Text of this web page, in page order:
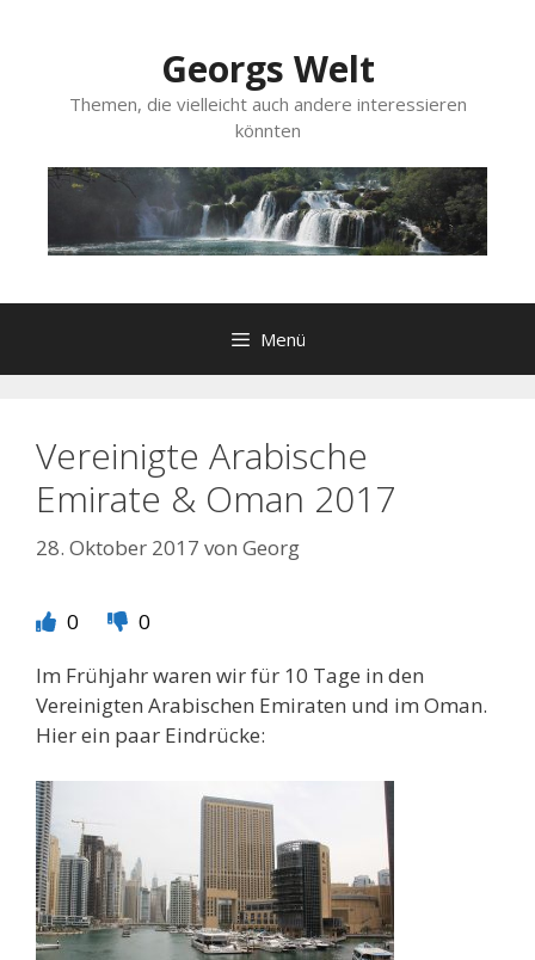
Georgs Welt
Themen, die vielleicht auch andere interessieren
könnten
Menü
Vereinigte Arabische
Emirate & Oman 2017
28. Oktober 2017 von Georg
0
0
Im Frühjahr waren wir für 10 Tage in den
Vereinigten Arabischen Emiraten und im Oman.
Hier ein paar Eindrücke: